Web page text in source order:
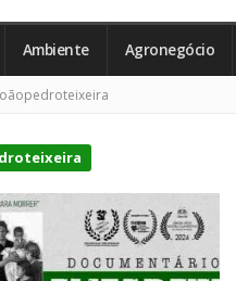
Ambiente Agronegócio